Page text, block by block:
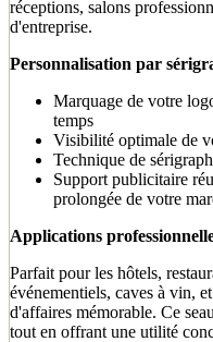
réceptions, salons
d'entreprise.
Personnalisation par
Marquage de votre
temps
Visibilité optimale de
Technique de
Support publicitaire
prolongée de votre
Applications
Parfait pour les hôtels,
événementiels, caves à vin,
d'affaires mémorable. Ce
tout en offrant une utilité